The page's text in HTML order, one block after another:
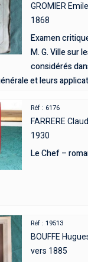
GROMIER Emile
1868
Examen
M. G. Ville sur
considérés
et leurs
Réf : 6176
FARRERE
1930
Le Chef –
Réf : 19513
BOUFFE
vers 1885